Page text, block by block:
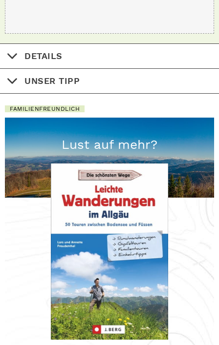
DETAILS
UNSER TIPP
FAMILIENFREUNDLICH
Lust auf mehr?